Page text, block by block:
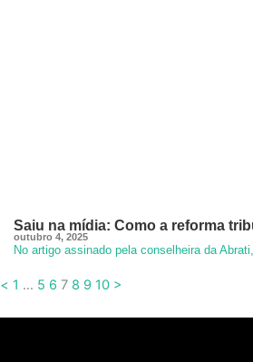
Saiu na mídia: Como a reforma
outubro 4, 2025
No artigo assinado pela conselheira da
< 1 … 5 6 7 8 9 10 >